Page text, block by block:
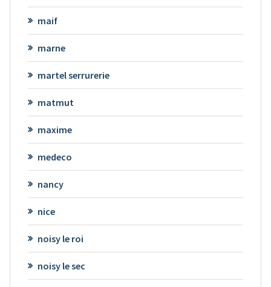
maif
marne
martel serrurerie
matmut
maxime
medeco
nancy
nice
noisy le roi
noisy le sec